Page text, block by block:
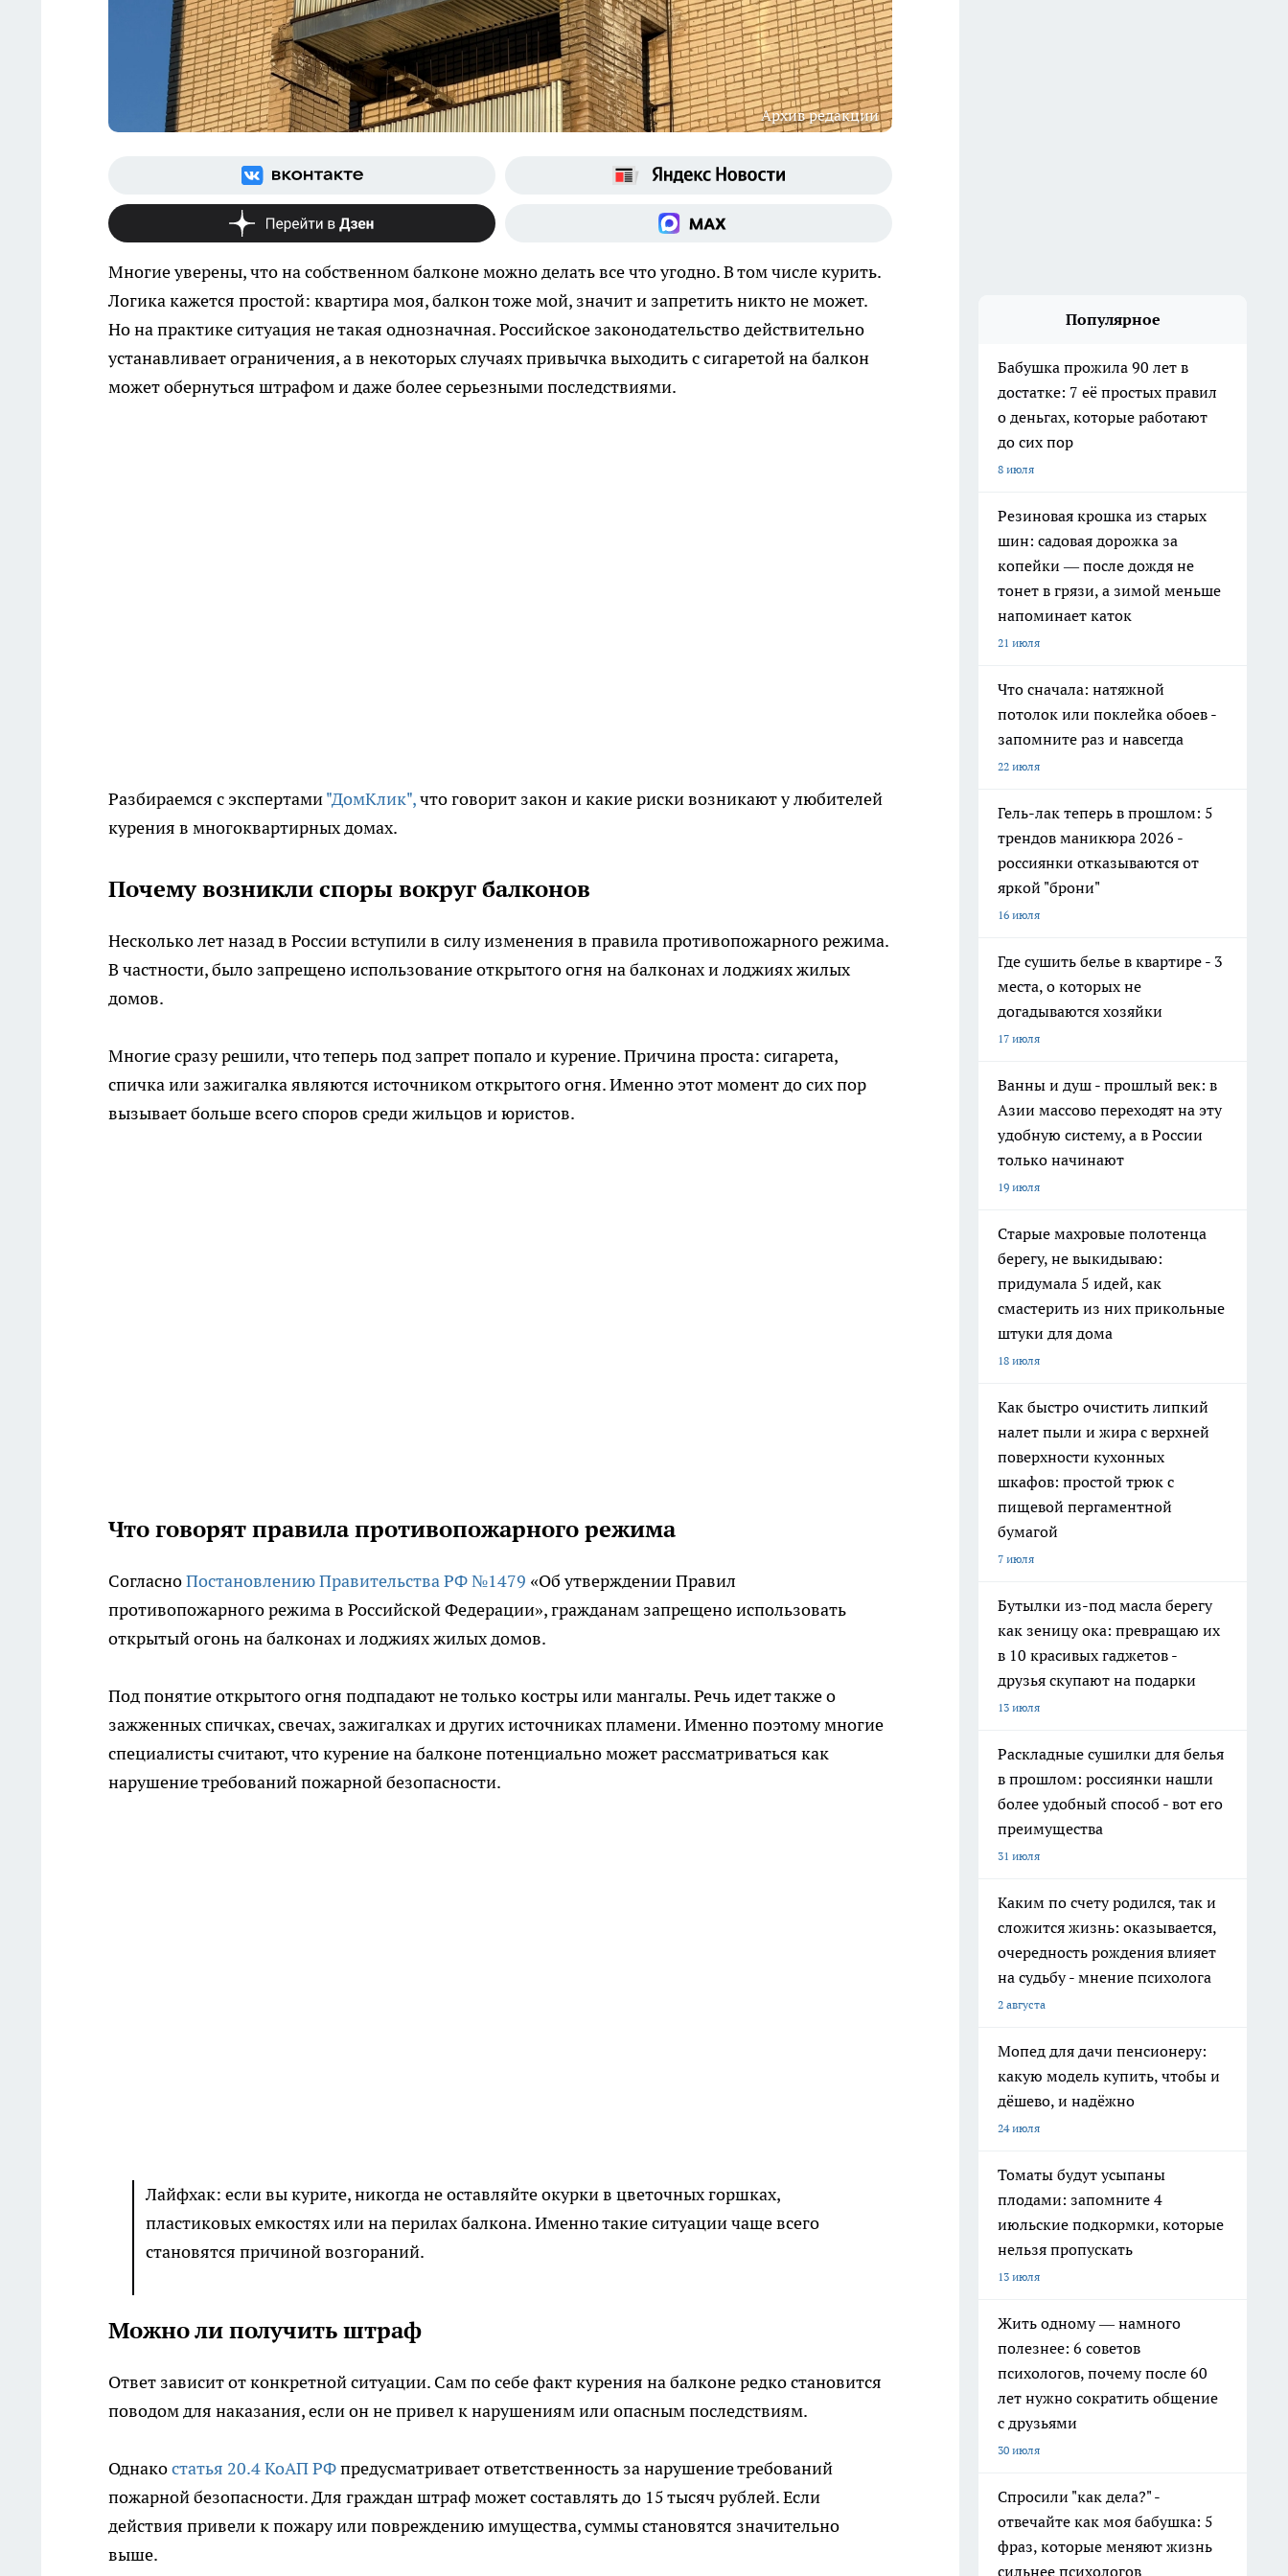
Архив редакции
Многие уверены, что на собственном балконе можно делать все что угодно. В том числе курить.
Логика кажется простой: квартира моя, балкон тоже мой, значит и запретить никто не может.
Но на практике ситуация не такая однозначная. Российское законодательство действительно
устанавливает ограничения, а в некоторых случаях привычка выходить с сигаретой на балкон
может обернуться штрафом и даже более серьезными последствиями.
Разбираемся с экспертами"ДомКлик",что говорит закон и какие риски возникают у любителей
курения в многоквартирных домах.
Почему возникли споры вокруг балконов
Несколько лет назад в России вступили в силу изменения в правила противопожарного режима.
В частности, было запрещено использование открытого огня на балконах и лоджиях жилых
домов.
Многие сразу решили, что теперь под запрет попало и курение. Причина проста: сигарета,
спичка или зажигалка являются источником открытого огня. Именно этот момент до сих пор
вызывает больше всего споров среди жильцов и юристов.
Что говорят правила противопожарного режима
СогласноПостановлению Правительства РФ №1479 «Об утверждении Правил
противопожарного режима в Российской Федерации», гражданам запрещено использовать
открытый огонь на балконах и лоджиях жилых домов.
Под понятие открытого огня подпадают не только костры или мангалы. Речь идет также о
зажженных спичках, свечах, зажигалках и других источниках пламени. Именно поэтому многие
специалисты считают, что курение на балконе потенциально может рассматриваться как
нарушение требований пожарной безопасности.
Лайфхак: если вы курите, никогда не оставляйте окурки в цветочных горшках,
пластиковых емкостях или на перилах балкона. Именно такие ситуации чаще всего
становятся причиной возгораний.
Можно ли получить штраф
Ответ зависит от конкретной ситуации. Сам по себе факт курения на балконе редко становится
поводом для наказания, если он не привел к нарушениям или опасным последствиям.
Однакостатья 20.4 КоАП РФпредусматривает ответственность за нарушение требований
пожарной безопасности. Для граждан штраф может составлять до 15 тысяч рублей. Если
действия привели к пожару или повреждению имущества, суммы становятся значительно
выше.
Популярное
Бабушка прожила 90 лет в
достатке: 7 её простых правил
о деньгах, которые работают
до сих пор
8 июля
Резиновая крошка из старых
шин: садовая дорожка за
копейки — после дождя не
тонет в грязи, а зимой меньше
напоминает каток
21 июля
Что сначала: натяжной
потолок или поклейка обоев -
запомните раз и навсегда
22 июля
Гель-лак теперь в прошлом: 5
трендов маникюра 2026 -
россиянки отказываются от
яркой "брони"
16 июля
Где сушить белье в квартире - 3
места, о которых не
догадываются хозяйки
17 июля
Ванны и душ - прошлый век: в
Азии массово переходят на эту
удобную систему, а в России
только начинают
19 июля
Старые махровые полотенца
берегу, не выкидываю:
придумала 5 идей, как
смастерить из них прикольные
штуки для дома
18 июля
Как быстро очистить липкий
налет пыли и жира с верхней
поверхности кухонных
шкафов: простой трюк с
пищевой пергаментной
бумагой
7 июля
Бутылки из-под масла берегу
как зеницу ока: превращаю их
в 10 красивых гаджетов -
друзья скупают на подарки
13 июля
Раскладные сушилки для белья
в прошлом: россиянки нашли
более удобный способ - вот его
преимущества
31 июля
Каким по счету родился, так и
сложится жизнь: оказывается,
очередность рождения влияет
на судьбу - мнение психолога
2 августа
Мопед для дачи пенсионеру:
какую модель купить, чтобы и
дёшево, и надёжно
24 июля
Томаты будут усыпаны
плодами: запомните 4
июльские подкормки, которые
нельзя пропускать
13 июля
Жить одному — намного
полезнее: 6 советов
психологов, почему после 60
лет нужно сократить общение
с друзьями
30 июля
Спросили "как дела?" -
отвечайте как моя бабушка: 5
фраз, которые меняют жизнь
сильнее психологов